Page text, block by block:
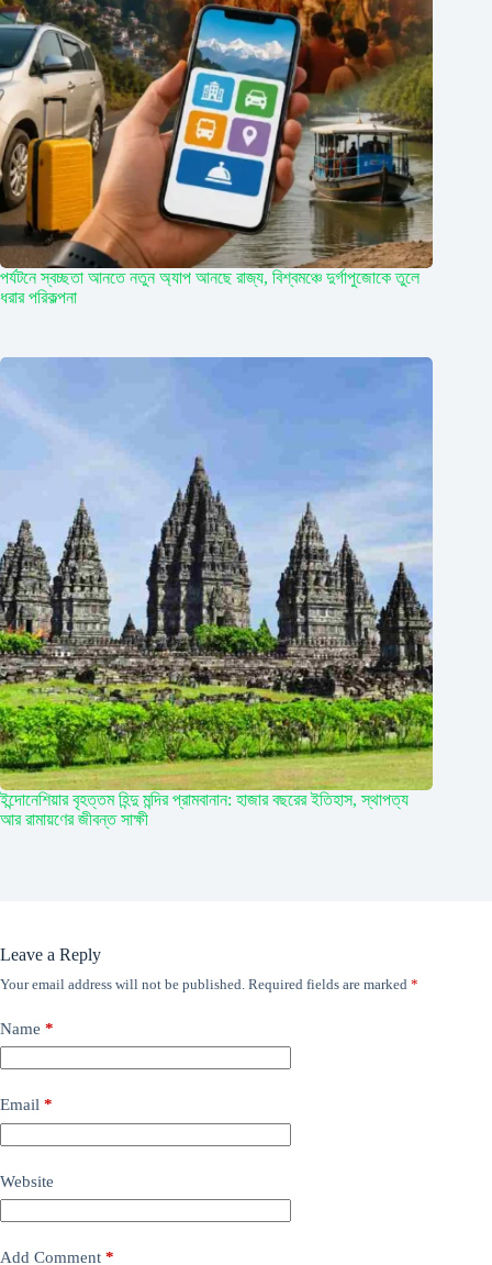
পর্যটনে স্বচ্ছতা আনতে নতুন অ্যাপ আনছে রাজ্য, বিশ্বমঞ্চে দুর্গাপুজোকে তুলে
ধরার পরিকল্পনা
ইন্দোনেশিয়ার বৃহত্তম হিন্দু মন্দির প্রামবানান: হাজার বছরের ইতিহাস, স্থাপত্য
আর রামায়ণের জীবন্ত সাক্ষী
Leave a Reply
Your email address will not be published. Required fields are marked *
Name *
Email *
Website
Add Comment *